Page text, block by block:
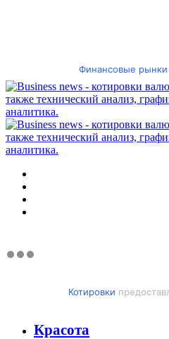
Финансовые рынки
Котировки
Красота